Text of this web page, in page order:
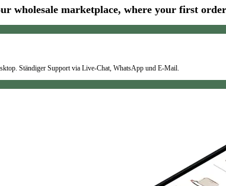
wholesale marketplace, where your first
Ständiger Support via Live-Chat, WhatsApp und E-Mail.